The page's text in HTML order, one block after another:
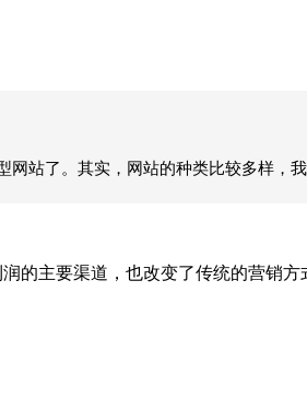
站了。其实，网站的种类比较多样，
的主要渠道，也改变了传统的营销